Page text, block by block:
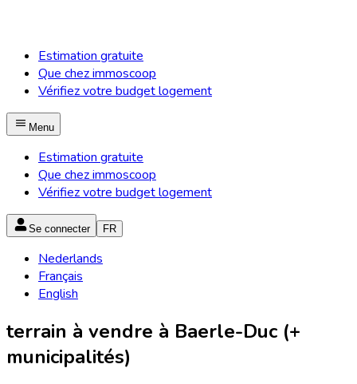
Estimation gratuite
Que chez immoscoop
Vérifiez votre budget logement
Menu
Estimation gratuite
Que chez immoscoop
Vérifiez votre budget logement
Se connecter FR
Nederlands
Français
English
terrain à vendre à Baerle-Duc (+
municipalités)